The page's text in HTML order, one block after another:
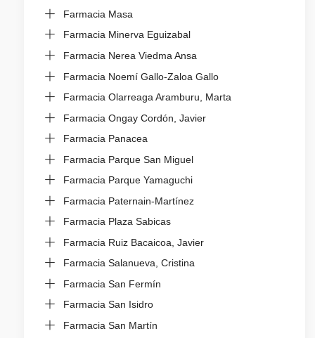
Farmacia Masa
Farmacia Minerva Eguizabal
Farmacia Nerea Viedma Ansa
Farmacia Noemí Gallo-Zaloa Gallo
Farmacia Olarreaga Aramburu, Marta
Farmacia Ongay Cordón, Javier
Farmacia Panacea
Farmacia Parque San Miguel
Farmacia Parque Yamaguchi
Farmacia Paternain-Martínez
Farmacia Plaza Sabicas
Farmacia Ruiz Bacaicoa, Javier
Farmacia Salanueva, Cristina
Farmacia San Fermín
Farmacia San Isidro
Farmacia San Martín